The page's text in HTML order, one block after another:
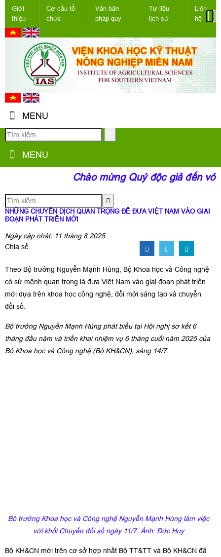
Giới
thiệu
Cơ cấu tổ
chức
Văn bản
pháp quy
Tư liệu
lịch sử
Liên
hệ
MENU
MENU
Chào mừng Quý độc giả đến với
NHỮNG CHUYỂN DỊCH QUAN TRỌNG ĐỂ ĐƯA VIỆT NAM VÀO GIAI
ĐOẠN PHÁT TRIỂN MỚI
Ngày cập nhật: 11 tháng 8 2025
Chia sẻ
Theo Bộ trưởng Nguyễn Mạnh Hùng, Bộ Khoa học và Công nghệ
có sứ mệnh quan trọng là đưa Việt Nam vào giai đoạn phát triển
mới dựa trên khoa học công nghệ, đổi mới sáng tạo và chuyển
đổi số.
Bộ trưởng Nguyễn Mạnh Hùngphát biểu tại Hội nghị sơ kết 6
tháng đầu năm và triển khai nhiệm vụ 6 tháng cuối năm 2025 của
Bộ Khoa học và Công nghệ (Bộ KH&CN), sáng 14/7.
Bộ trưởng Khoa học và Công nghệ Nguyễn Mạnh Hùng làm việc
với khối Chuyển đổi số ngày 11/7. Ảnh: Đức Huy
Bộ KH&CN mới trên cơ sở hợp nhất Bộ TT&TT và Bộ KH&CN đã